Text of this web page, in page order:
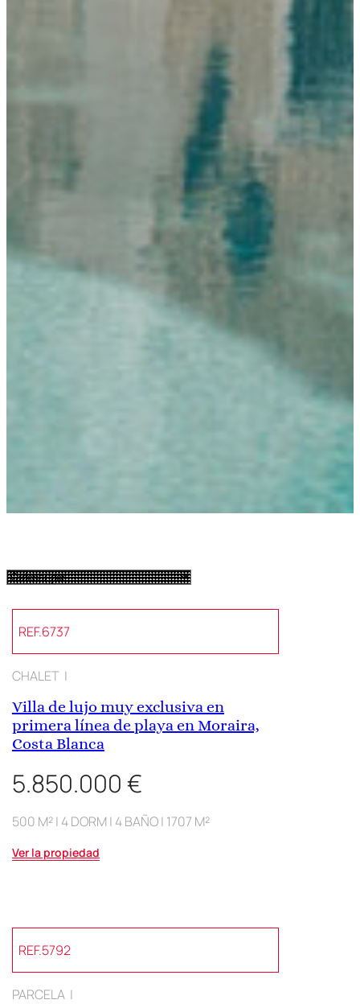
REF.6737
CHALET |
Villa de lujo muy exclusiva en
primera línea de playa en Moraira,
Costa Blanca
5.850.000 €
500 M² | 4 DORM | 4 BAÑO | 1707 M²
Ver la propiedad
REF.5792
PARCELA |